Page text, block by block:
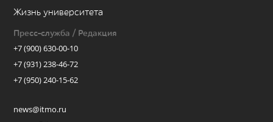
Жизнь университета
Пресс-служба / Редакция
+7 (900) 630-00-10
+7 (931) 238-46-72
+7 (950) 240-15-62
news@itmo.ru